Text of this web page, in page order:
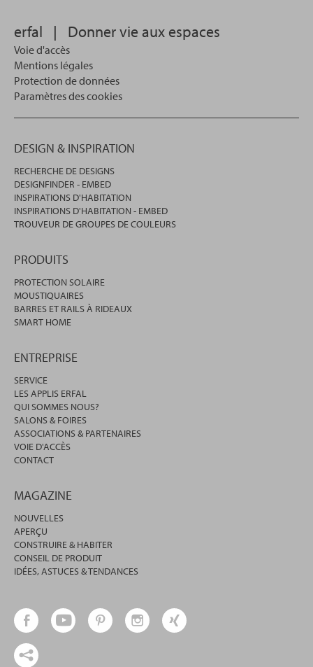
recherche.
erfal | Donner vie aux espaces
Voie d'accès
Mentions légales
Protection de données
Paramètres des cookies
DESIGN & INSPIRATION
RECHERCHE DE DESIGNS
DESIGNFINDER - EMBED
INSPIRATIONS D'HABITATION
INSPIRATIONS D'HABITATION - EMBED
TROUVEUR DE GROUPES DE COULEURS
PRODUITS
PROTECTION SOLAIRE
MOUSTIQUAIRES
BARRES ET RAILS À RIDEAUX
SMART HOME
ENTREPRISE
SERVICE
LES APPLIS ERFAL
QUI SOMMES NOUS?
SALONS & FOIRES
ASSOCIATIONS & PARTENAIRES
VOIE D'ACCÈS
CONTACT
MAGAZINE
NOUVELLES
APERÇU
CONSTRUIRE & HABITER
CONSEIL DE PRODUIT
IDÉES, ASTUCES & TENDANCES